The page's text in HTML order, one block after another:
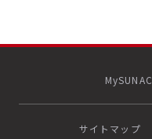
MySUNAC
サイトマップ